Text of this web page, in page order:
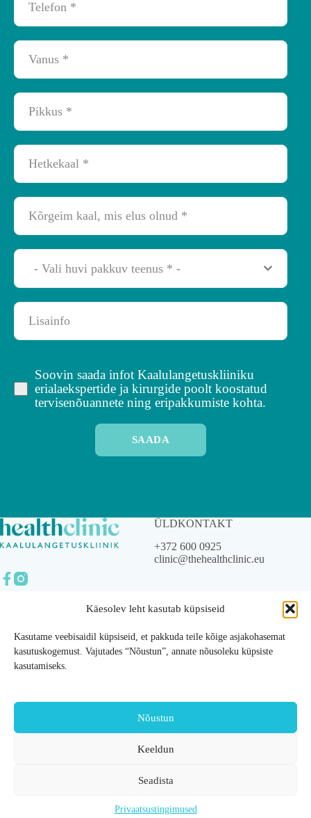
Käesolev leht kasutab küpsiseid
Kasutame veebisaidil küpsiseid, et pakkuda teile kõige asjakohasemat
kasutuskogemust. Vajutades “Nõustun”, annate nõusoleku küpsiste
kasutamiseks.
Nõustun
Keeldun
Seadista
Privaatsustingimused
- Vali huvi pakkuv teenus * -
Soovin saada infot Kaalulangetuskliiniku
erialaekspertide ja kirurgide poolt koostatud
tervisenõuannete ning eripakkumiste kohta.
SAADA
OÜ.
ÜLDKONTAKT
+372 600 0925
clinic@thehealthclinic.eu
Ettevõttest
Teenused
Maovähendusoperat